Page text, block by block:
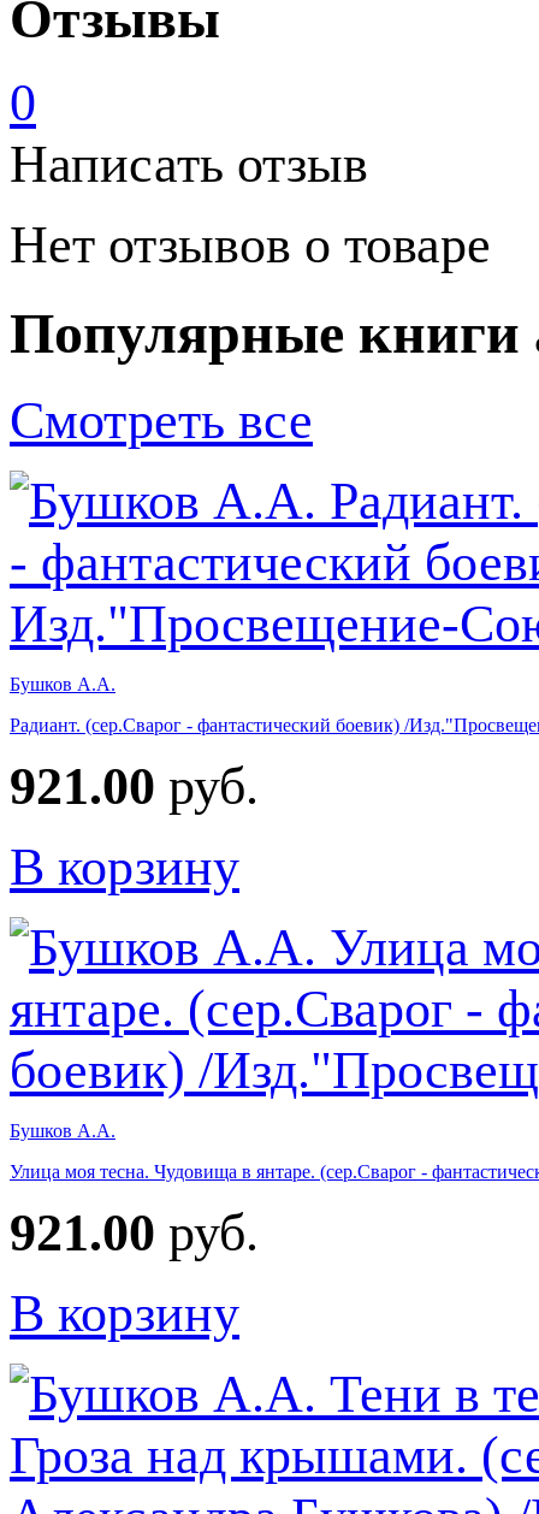
Отзывы
0
Написать отзыв
Нет отзывов о товаре
Популярные книги
Смотреть все
Бушков А.А.
Радиант. (сер.Сварог - фантастический боевик) /
921.00 руб.
В корзину
Бушков А.А.
Улица моя тесна. Чудовища в янтаре. (сер.Сварог -
921.00 руб.
В корзину